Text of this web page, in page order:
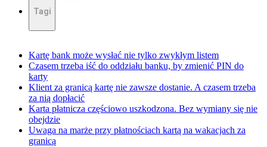
Tagi
Kartę bank może wysłać nie tylko zwykłym listem
Czasem trzeba iść do oddziału banku, by zmienić PIN do
karty
Klient za granicą kartę nie zawsze dostanie. A czasem trzeba
za nią dopłacić
Karta płatnicza częściowo uszkodzona. Bez wymiany się nie
obejdzie
Uwaga na marże przy płatnościach kartą na wakacjach za
granicą